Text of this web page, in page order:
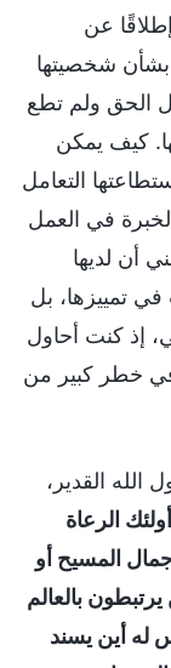
عن
بشأن شخصيتها
الحق ولم تطع
كيف يمكن
التعامل
في العمل
أن لديها
تمييزها، بل
إذ كنت أحاول
في خطر كبير من
الله القدير،
الرعاة
جمال المسيح أو
بالعالم
له أين يسند